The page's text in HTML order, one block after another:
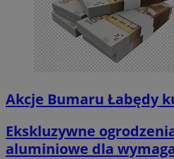
Akcje Bumaru Łabędy
Ekskluzywne
aluminiowe dla